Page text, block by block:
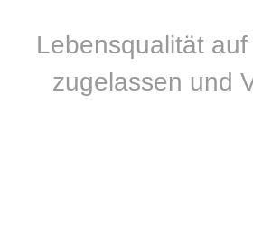
Lebensqualität
zugelassen und